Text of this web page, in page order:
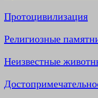
Протоцивилизация
Религиозные
Неизвестные